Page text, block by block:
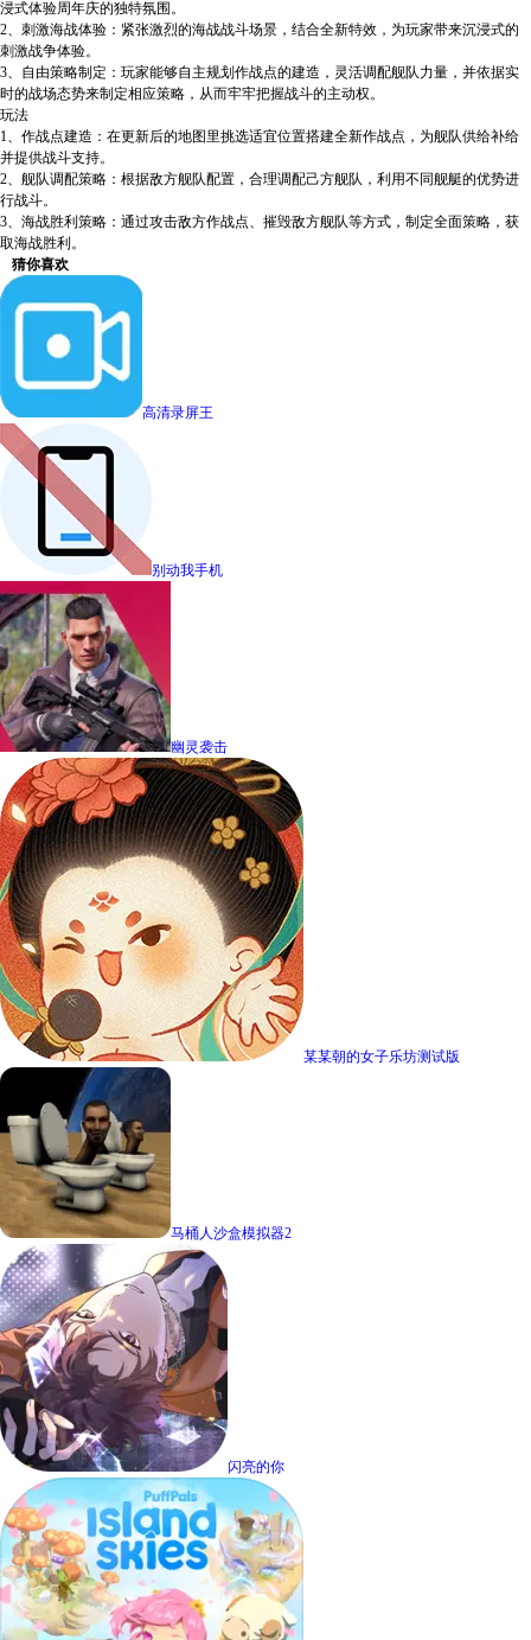
浸式体验周年庆的独特氛围。
2、刺激海战体验：紧张激烈的海战战斗场景，结合全新特效，为玩家带来沉浸式的
刺激战争体验。
3、自由策略制定：玩家能够自主规划作战点的建造，灵活调配舰队力量，并依据实
时的战场态势来制定相应策略，从而牢牢把握战斗的主动权。
玩法
1、作战点建造：在更新后的地图里挑选适宜位置搭建全新作战点，为舰队供给补给
并提供战斗支持。
2、舰队调配策略：根据敌方舰队配置，合理调配己方舰队，利用不同舰艇的优势进
行战斗。
3、海战胜利策略：通过攻击敌方作战点、摧毁敌方舰队等方式，制定全面策略，获
取海战胜利。
猜你喜欢
高清录屏王
别动我手机
幽灵袭击
某某朝的女子乐坊测试版
马桶人沙盒模拟器2
闪亮的你